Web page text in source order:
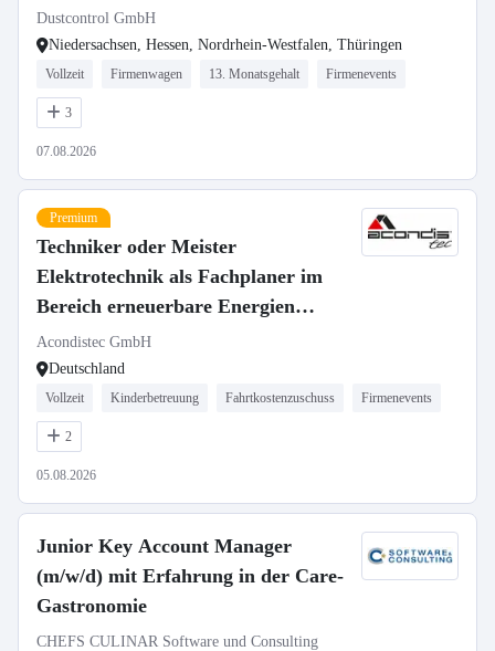
Thüringen, Sachsen)
Dustcontrol GmbH
Niedersachsen, Hessen, Nordrhein-Westfalen, Thüringen
Vollzeit Firmenwagen 13. Monatsgehalt Firmenevents
3
07.08.2026
Premium
Techniker oder Meister
Elektrotechnik als Fachplaner im
Bereich erneuerbare Energien
(m/w/d)
Acondistec GmbH
Deutschland
Vollzeit Kinderbetreuung Fahrtkostenzuschuss Firmenevents
2
05.08.2026
Junior Key Account Manager
(m/w/d) mit Erfahrung in der Care-
Gastronomie
CHEFS CULINAR Software und Consulting